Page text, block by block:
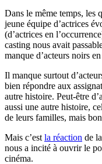
Dans le même temps, les
jeune équipe d’actrices
(d’actrices en
casting nous avait
manque d’acteurs noirs
Il manque surtout
bien répondre aux
autre histoire. Peut-être
aussi une autre histoire,
de leurs familles, mais
Mais c’est la réaction de la
nous a incité à ouvrir le
cinéma.